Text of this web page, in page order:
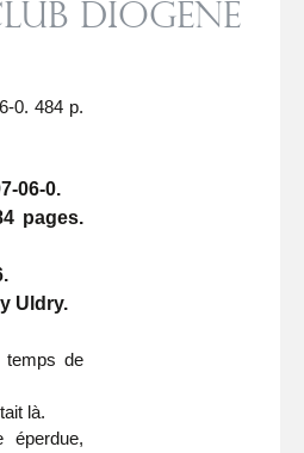
Diogène
0. 484 p.
06-0.
pages.
Uldry.
de
là.
éperdue,